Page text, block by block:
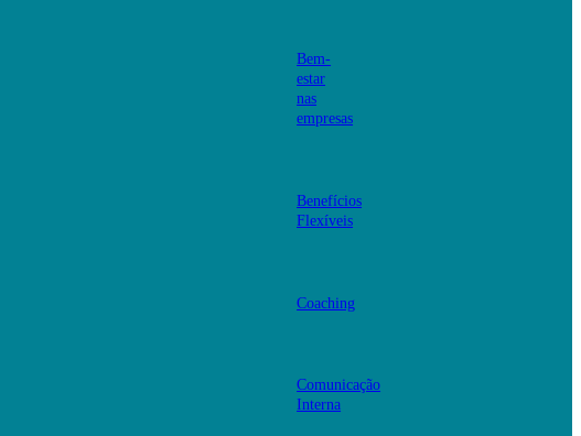
Bem-
estar
nas
empresas
Benefícios
Flexíveis
Coaching
Comunicação
Interna